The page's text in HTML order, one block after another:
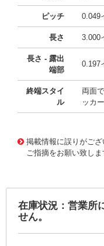
ピッチ 0.049
長さ 3.000
長さ - 露出
端部
0.197
終端スタイ
ル
両面
ッカー
掲載情報に誤りがご
ご指摘をお願い致しま
在庫状況：営業所
せん。